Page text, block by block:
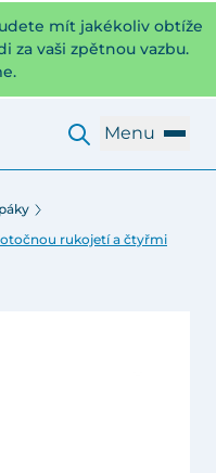
mít jakékoliv obtíže
za vaši zpětnou vazbu.
Menu
rukojetí a čtyřmi